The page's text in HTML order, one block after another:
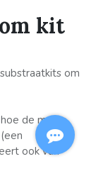
kit
om
de magie
ook van